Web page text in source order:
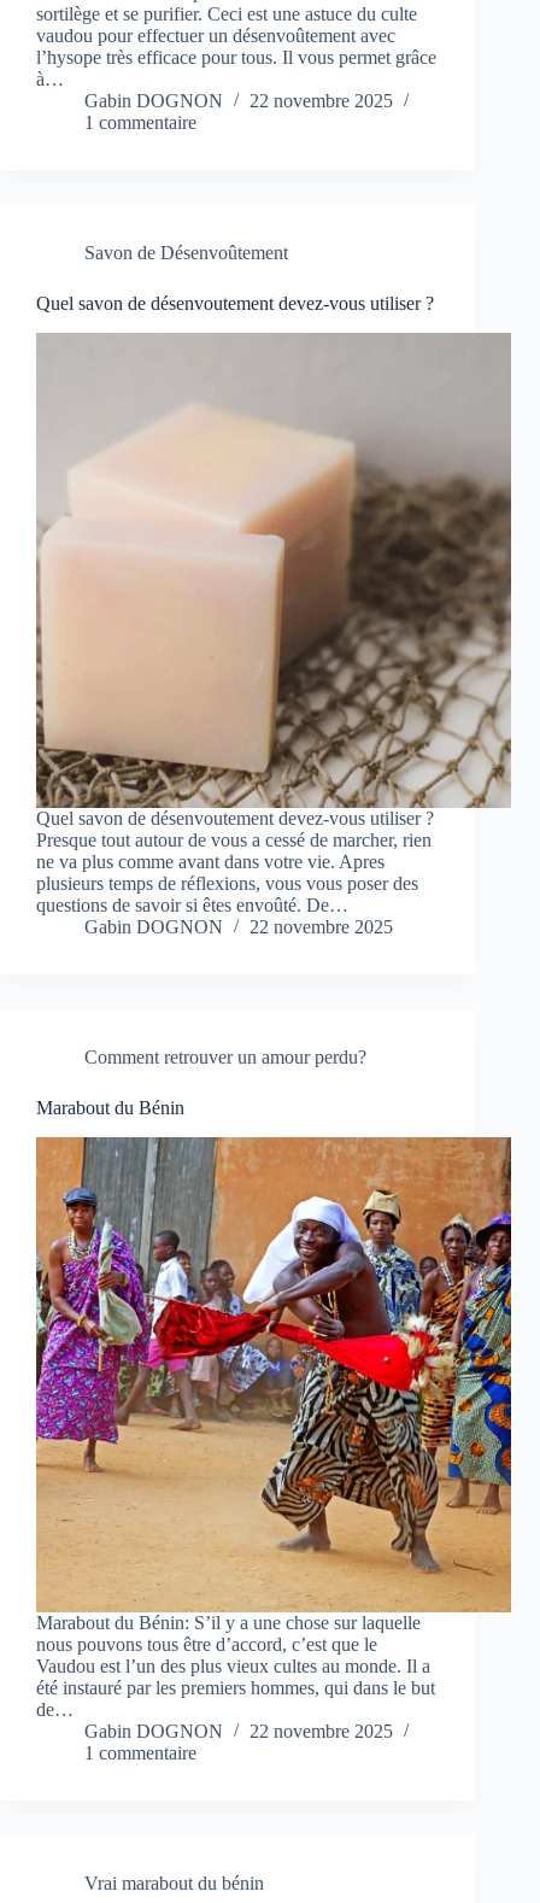
sortilège et se purifier. Ceci est une astuce du culte
vaudou pour effectuer un désenvoûtement avec
l’hysope très efficace pour tous. Il vous permet grâce
à…
Gabin DOGNON
22 novembre 2025
1 commentaire
Savon de Désenvoûtement
Quel savon de désenvoutement devez-vous utiliser ?
Quel savon de désenvoutement devez-vous utiliser ?
Presque tout autour de vous a cessé de marcher, rien
ne va plus comme avant dans votre vie. Apres
plusieurs temps de réflexions, vous vous poser des
questions de savoir si êtes envoûté. De…
Gabin DOGNON
22 novembre 2025
Comment retrouver un amour perdu?
Marabout du Bénin
Marabout du Bénin: S’il y a une chose sur laquelle
nous pouvons tous être d’accord, c’est que le
Vaudou est l’un des plus vieux cultes au monde. Il a
été instauré par les premiers hommes, qui dans le but
de…
Gabin DOGNON
22 novembre 2025
1 commentaire
Vrai marabout du bénin